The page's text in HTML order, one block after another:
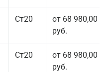
Ст20
от 68 980,00
руб.
Ст20
от 68 980,00
руб.